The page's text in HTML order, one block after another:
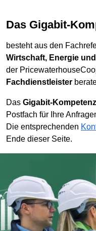
Das Gigabit-
besteht aus den
Wirtschaft, Energie
der
Fachdienstleister
Das Gigabit-
Postfach für Ihre
Die entsprechenden
Ende dieser Seite.